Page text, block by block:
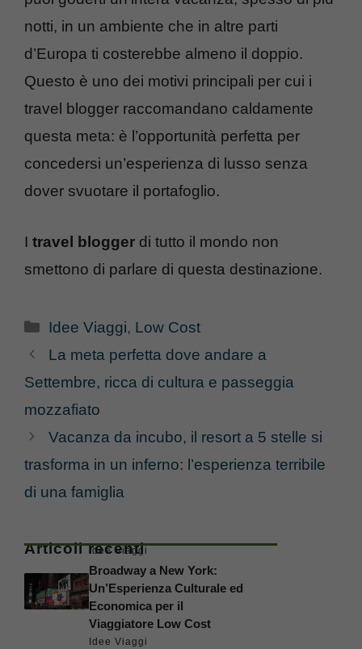
notti, in un ambiente che in altre parti
d’Europa ti costerebbe almeno il doppio.
Questo è uno dei motivi principali per cui i
travel blogger raccomandano caldamente
questa meta: è l’opportunità perfetta per
concedersi un’esperienza di lusso senza
dover svuotare il portafoglio.
I travel blogger di tutto il mondo non
smettono di parlare di questa destinazione.
Categorie
Idee Viaggi, Low Cost
La meta perfetta dove andare a
Settembre, ricca di cultura e passeggia
mozzafiato
Vacanza da incubo, il resort a 5 stelle si
trasforma in un inferno: l’esperienza terribile
di una famiglia
Articoli recenti
Idee Viaggi
Broadway a New York:
Un’Esperienza Culturale ed
Economica per il
Viaggiatore Low Cost
Idee Viaggi